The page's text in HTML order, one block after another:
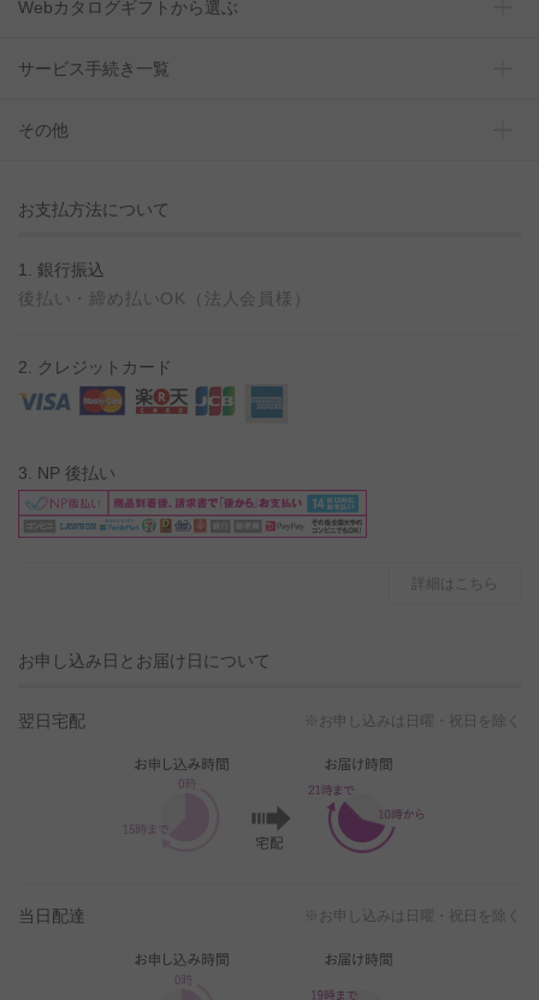
Webカタログギフトから選ぶ
サービス手続き一覧
その他
お支払方法について
1. 銀行振込
後払い・締め払いOK（法人会員様）
2. クレジットカード
3. NP 後払い
詳細はこちら
お申し込み日とお届け日について
翌日宅配 ※お申し込みは日曜・祝日を除く
当日配達 ※お申し込みは日曜・祝日を除く